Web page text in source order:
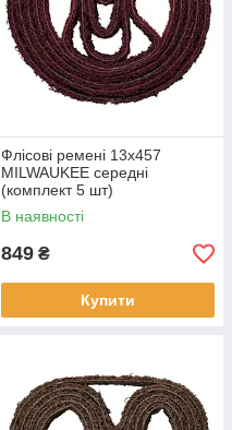
Флісові ремені 13x457
MILWAUKEE середні
(комплект 5 шт)
В наявності
849 ₴
Купити